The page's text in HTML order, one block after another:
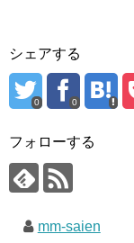
シェアする
0 0
フォローする
mm-saien